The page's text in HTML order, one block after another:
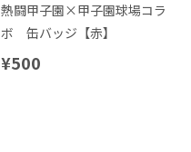
熱闘甲子園×甲子園球場コラ
ボ 缶バッジ【赤】
¥500